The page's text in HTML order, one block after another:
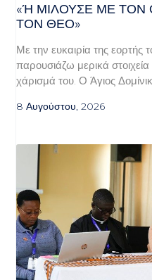
«Ή ΜΙΛΟΎΣΕ ΜΕ ΤΟΝ
Ν ΘΕΌ»
Με την ευκαιρία της εορτής
παρουσιάζω μερικά στοιχεία
χάρισμά του. Ο Άγιος
8 Αυγούστου, 2026